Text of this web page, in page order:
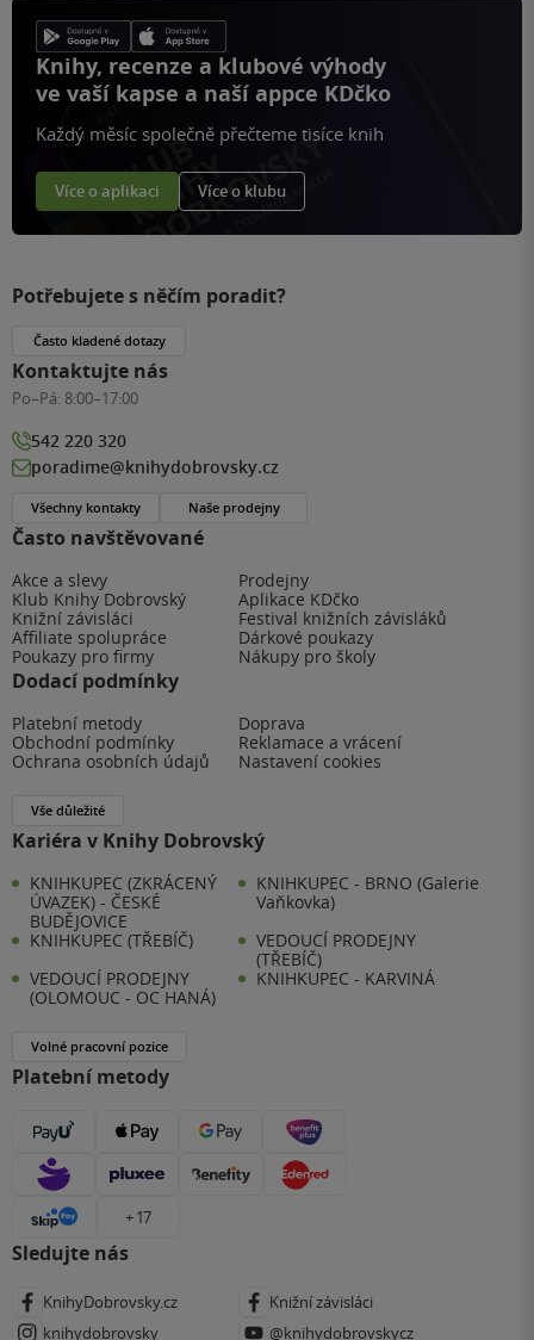
Knihy, recenze a klubové výhody
ve vaší kapse a naší appce KDčko
Každý měsíc společně přečteme tisíce knih
Více o aplikaci Více o klubu
Často navštěvované
Akce a slevy
Prodejny
Klub Knihy Dobrovský
Aplikace KDčko
Knižní závisláci
Festival knižních závisláků
Affiliate spolupráce
Dárkové poukazy
Poukazy pro firmy
Nákupy pro školy
Dodací podmínky
Platební metody
Doprava
Obchodní podmínky
Reklamace a vrácení
Ochrana osobních údajů
Nastavení cookies
Vše důležité
Kariéra v Knihy Dobrovský
KNIHKUPEC (ZKRÁCENÝ
ÚVAZEK) - ČESKÉ
BUDĚJOVICE
KNIHKUPEC - BRNO (Galerie
Vaňkovka)
KNIHKUPEC (TŘEBÍČ)
VEDOUCÍ PRODEJNY
(TŘEBÍČ)
VEDOUCÍ PRODEJNY
(OLOMOUC - OC HANÁ)
KNIHKUPEC - KARVINÁ
Volné pracovní pozice
Platební metody
+ 17
Sledujte nás
KnihyDobrovsky.cz
Knižní závisláci
knihydobrovsky
@knihydobrovskycz
Potřebujete s něčím poradit?
Často kladené dotazy
Kontaktujte nás
Po–Pá: 8:00–17:00
542 220 320
poradime@knihydobrovsky.cz
Všechny kontakty Naše prodejny